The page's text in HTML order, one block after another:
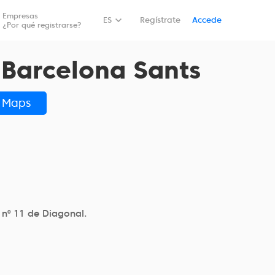
Empresas
¿Por qué registrarse?
ES Regístrate Accede
Reservar
Sants
11 de Diagonal.